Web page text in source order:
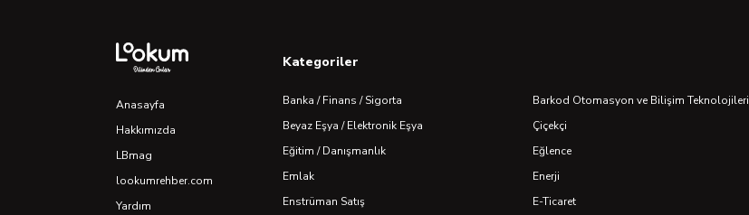
Anasayfa
Hakkımızda
LBmag
lookumrehber.com
Yardım
Kategoriler
Banka / Finans / Sigorta
Barkod Otomasyon ve Bilişim Teknolojileri
Beyaz Eşya / Elektronik Eşya
Çiçekçi
Eğitim / Danışmanlık
Eğlence
Emlak
Enerji
Enstrüman Satış
E-Ticaret